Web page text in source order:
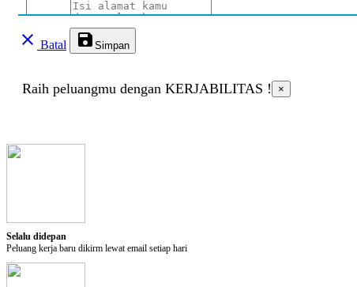
Alamat
Jenis Disabilitas
Pilihan Privasi
clear Batal save Simpan
Raih peluangmu dengan KERJABILITAS ! ×
Selalu didepan
Peluang kerja baru dikirm lewat email setiap hari